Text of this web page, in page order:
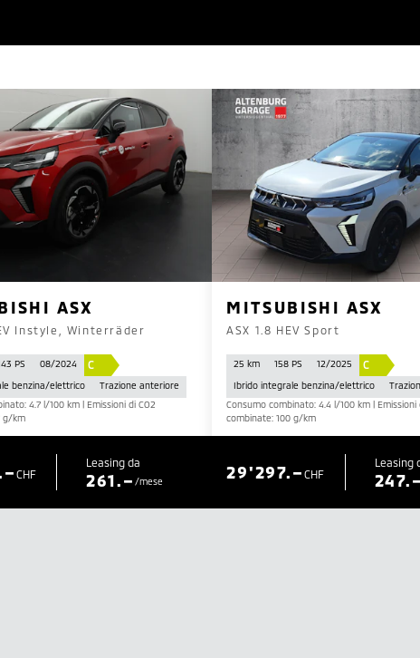
ASX
Instyle, Winterräder
PS 08/2024 C
benzina/elettrico
Trazione anteriore
4.7 l/100 km | Emissioni di CO2
g/km
CHF
Leasing da
261.– /mese
MITSUBISHI ASX
ASX 1.8 HEV Sport
25 km 158 PS 12/2025 C
Ibrido integrale benzina/elettrico
Consumo combinato: 4.4 l/100 km | Emissioni
combinate: 100 g/km
CHF
29'297.– Leasing